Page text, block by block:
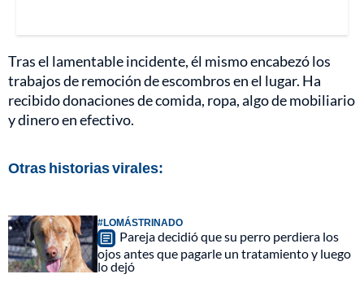
Tras el lamentable incidente, él mismo encabezó los
trabajos de remoción de escombros en el lugar. Ha
recibido donaciones de comida, ropa, algo de mobiliario
y dinero en efectivo.
Otras historias virales:
#LOMÁSTRINADO
Pareja decidió que su perro perdiera los
ojos antes que pagarle un tratamiento y luego
lo dejó